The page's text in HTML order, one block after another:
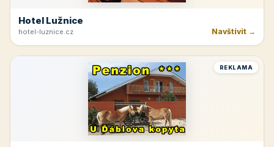
Hotel Lužnice
hotel-luznice.cz Navštívit →
REKLAMA